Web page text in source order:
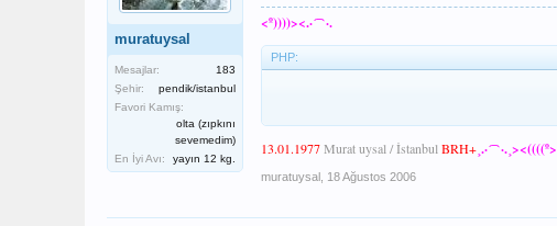
muratuysal
Mesajlar:
183
Şehir:
pendik/istanbul
Favori Kamış:
olta (zıpkını
sevemedim)
En İyi Avı:
yayın 12 kg.
<º))))><.·´¯`·.
PHP:
13.01.1977Murat uysal / İstanbul BRH+ ¸.·´¯`·.¸><((((º>
muratuysal 18 Ağustos 2006